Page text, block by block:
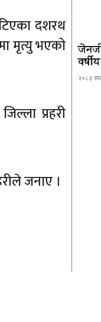
दशरथ
मृत्यु भएको
प्रहरी
जनाए ।
२०८३